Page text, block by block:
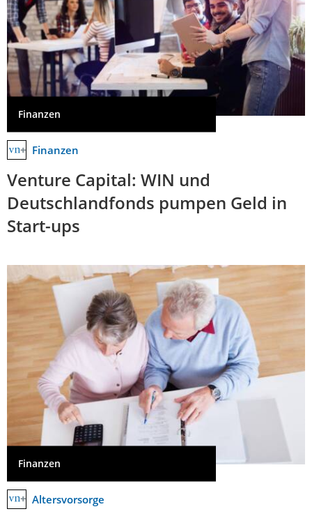
Finanzen
Finanzen
Venture Capital: WIN und
Deutschlandfonds pumpen Geld in
Start-ups
Finanzen
Altersvorsorge